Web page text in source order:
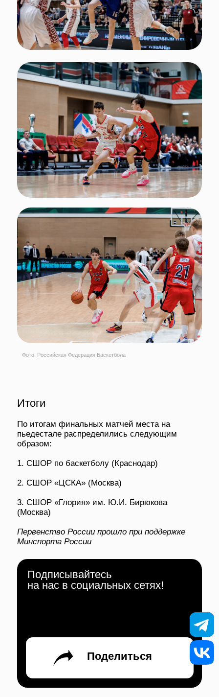
Первенство России прошло при поддержке
Минспорта России
Поделиться
Подписывайтесь